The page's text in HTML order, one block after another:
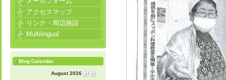
アクセスマップ
リンク・周辺施設
Multilingual
Blog Calendar
August 2026